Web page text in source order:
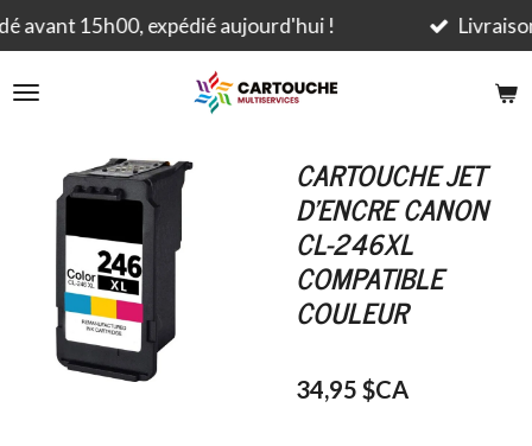
Passer
au
contenu
Livraison rapide et gratuite dès 79.95$ CAD.
CARTOUCHE JET
D'ENCRE CANON
CL-246XL
COMPATIBLE
COULEUR
34,95 $CA